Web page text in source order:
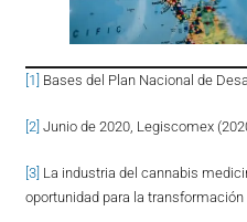
[1] Bases del Plan Nacional de
[2] Junio de 2020, Legiscomex
[3] La industria del cannabis
oportunidad para la